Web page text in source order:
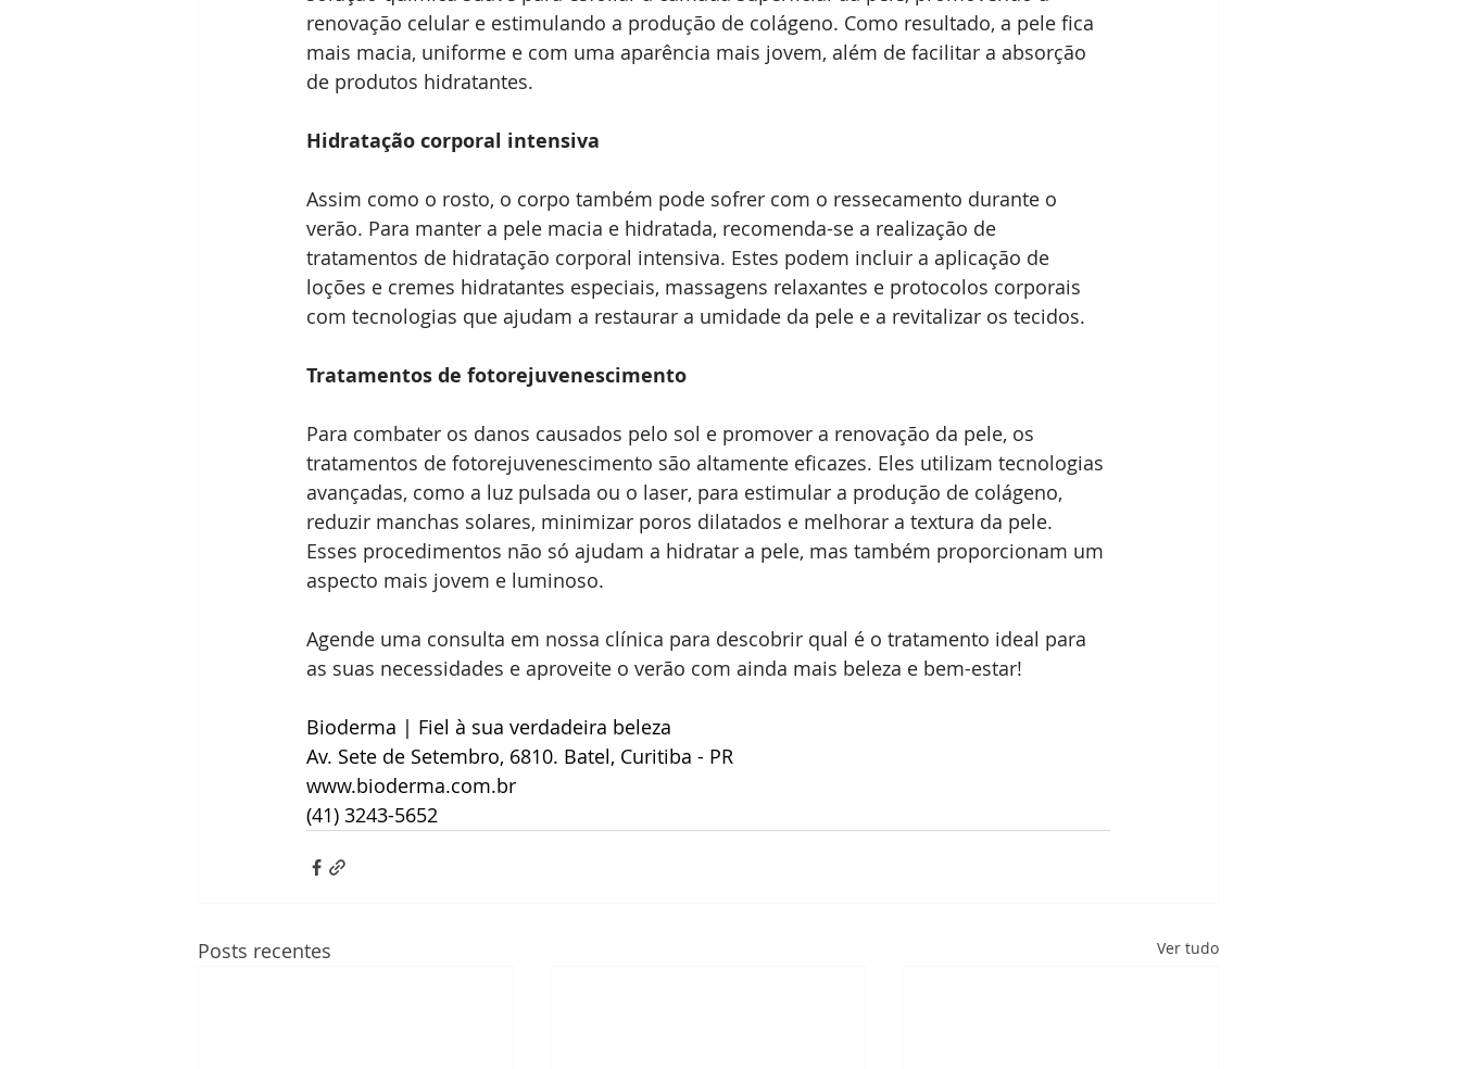
renovação celular e estimulando a produção de colágeno. Como resultado, a pele fica
mais macia, uniforme e com uma aparência mais jovem, além de facilitar a absorção
de produtos hidratantes.
Hidratação corporal intensiva
Assim como o rosto, o corpo também pode sofrer com o ressecamento durante o
verão. Para manter a pele macia e hidratada, recomenda-se a realização de
tratamentos de hidratação corporal intensiva. Estes podem incluir a aplicação de
loções e cremes hidratantes especiais, massagens relaxantes e protocolos corporais
com tecnologias que ajudam a restaurar a umidade da pele e a revitalizar os tecidos.
Tratamentos de fotorejuvenescimento
Para combater os danos causados pelo sol e promover a renovação da pele, os
tratamentos de fotorejuvenescimento são altamente eficazes. Eles utilizam tecnologias
avançadas, como a luz pulsada ou o laser, para estimular a produção de colágeno,
reduzir manchas solares, minimizar poros dilatados e melhorar a textura da pele.
Esses procedimentos não só ajudam a hidratar a pele, mas também proporcionam um
aspecto mais jovem e luminoso.
Agende uma consulta em nossa clínica para descobrir qual é o tratamento ideal para
as suas necessidades e aproveite o verão com ainda mais beleza e bem-estar!
Bioderma | Fiel à sua verdadeira beleza
Av. Sete de Setembro, 6810. Batel, Curitiba - PR
www.bioderma.com.br
(41) 3243-5652
Posts recentes Ver tudo